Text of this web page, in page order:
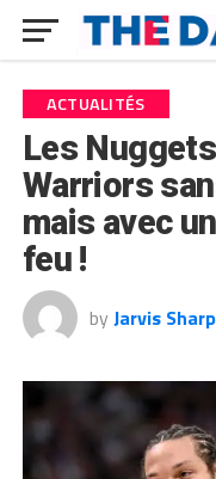
ACTUALITÉS
Les
Warriors
mais avec
feu !
by Jarvis Sharp